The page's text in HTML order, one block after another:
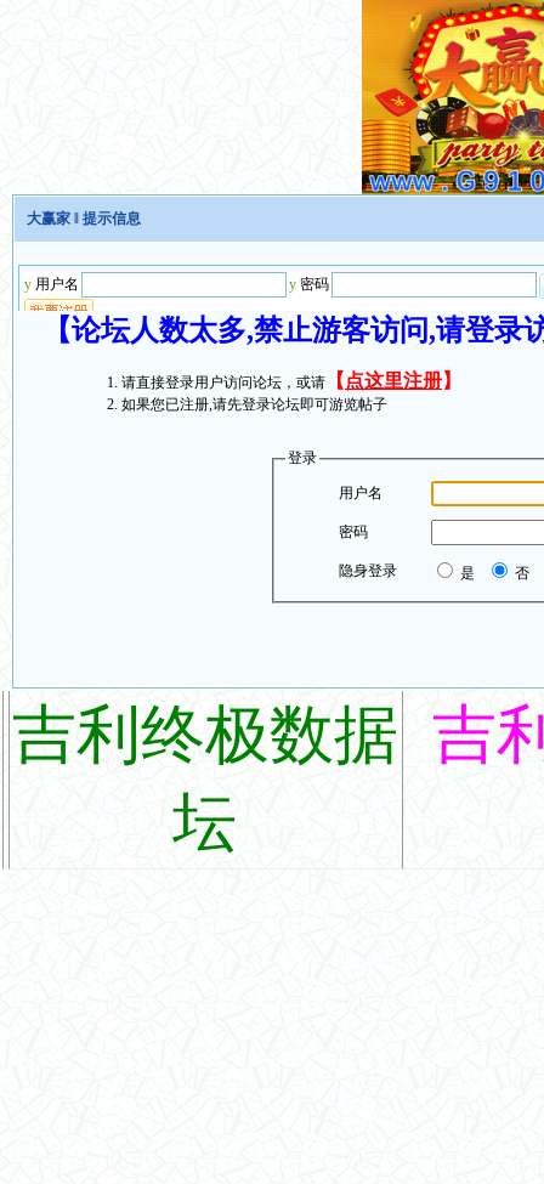
大赢家 ‖ 提示信息
【论坛人数太多,禁止游客访问,请登
请直接登录用户访问论坛，或请 【 点这里注册】
如果您已注册,请先登录论坛即可游览帖子
登录
用户名
密码
隐身登录 是 否
吉利终极数据
坛
吉